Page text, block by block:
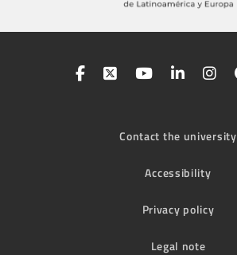
Contact the university
Accessibility
Privacy policy
Legal note